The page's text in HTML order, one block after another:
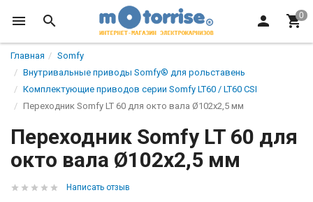
Главная
Somfy
Внутривальные приводы Somfy® для рольставень
Комплектующие приводов серии Somfy LT60 / LT60 CSI
Переходник Somfy LT 60 для окто вала Ø102х2,5 мм
Переходник Somfy LT 60 для
окто вала Ø102х2,5 мм
Написать отзыв